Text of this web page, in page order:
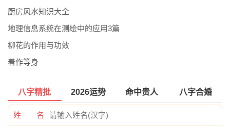
厨房风水知识大全
地理信息系统在测绘中的应用3篇
柳花的作用与功效
着作等身
八字精批 2026运势 命中贵人 八字合婚
姓 名